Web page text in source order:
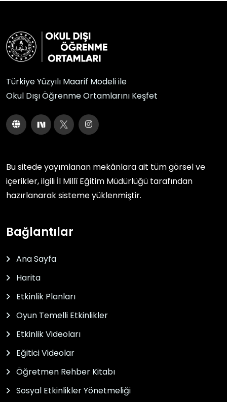
Türkiye Yüzyılı Maarif Modeli ile
Okul Dışı Öğrenme Ortamlarını Keşfet
Bu sitede yayımlanan mekânlara ait tüm görsel ve
içerikler, ilgili İl Millî Eğitim Müdürlüğü tarafından
hazırlanarak sisteme yüklenmiştir.
Bağlantılar
Ana Sayfa
Harita
Etkinlik Planları
Oyun Temelli Etkinlikler
Etkinlik Videoları
Eğitici Videolar
Öğretmen Rehber Kitabı
Sosyal Etkinlikler Yönetmeliği